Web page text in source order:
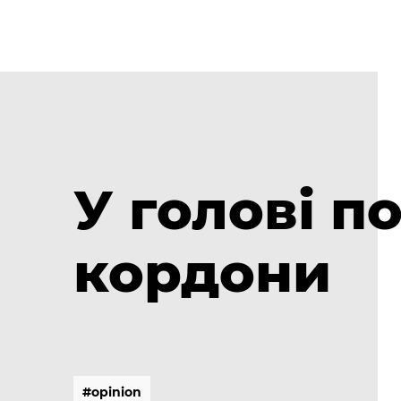
У голові
кордони
#opinion